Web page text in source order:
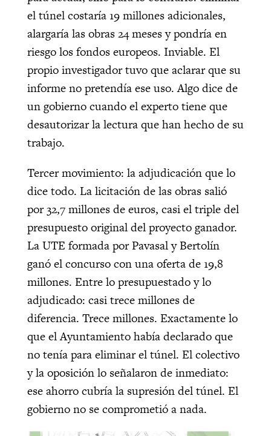
el túnel costaría 19 millones adicionales,
alargaría las obras 24 meses y pondría en
riesgo los fondos europeos. Inviable. El
propio investigador tuvo que aclarar que su
informe no pretendía ese uso. Algo dice de
un gobierno cuando el experto tiene que
desautorizar la lectura que han hecho de su
trabajo.
Tercer movimiento: la adjudicación que lo
dice todo. La licitación de las obras salió
por 32,7 millones de euros, casi el triple del
presupuesto original del proyecto ganador.
La UTE formada por Pavasal y Bertolín
ganó el concurso con una oferta de 19,8
millones. Entre lo presupuestado y lo
adjudicado: casi trece millones de
diferencia. Trece millones. Exactamente lo
que el Ayuntamiento había declarado que
no tenía para eliminar el túnel. El colectivo
y la oposición lo señalaron de inmediato:
ese ahorro cubría la supresión del túnel. El
gobierno no se comprometió a nada.